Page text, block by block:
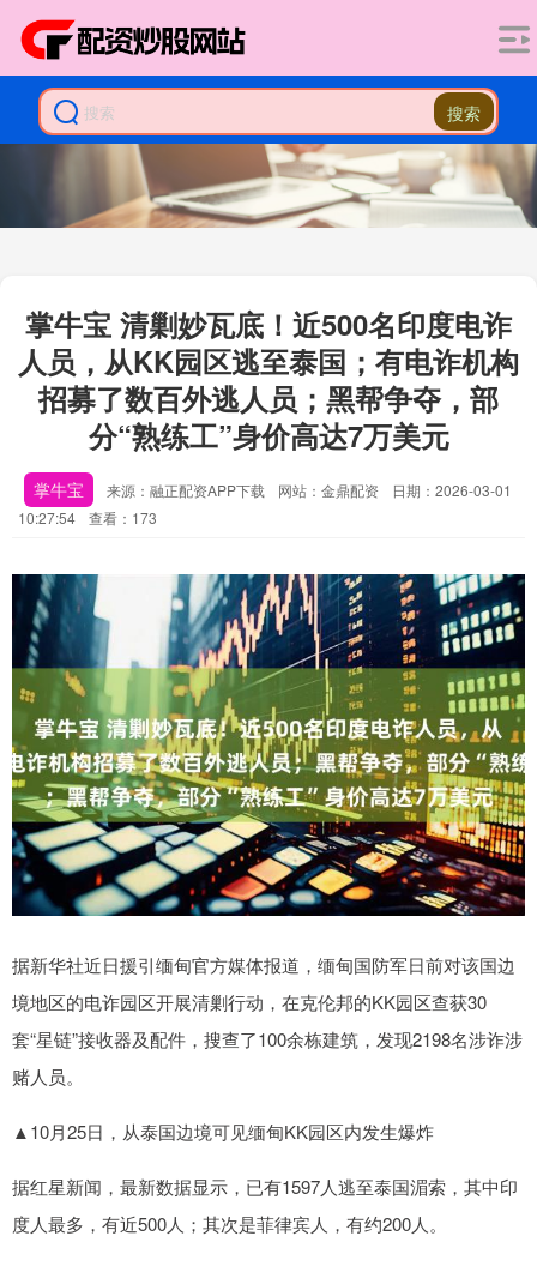
搜索
掌牛宝 清剿妙瓦底！近500名印度电诈
人员，从KK园区逃至泰国；有电诈机构
招募了数百外逃人员；黑帮争夺，部
分“熟练工”身价高达7万美元
掌牛宝 来源：融正配资APP下载 网站：金鼎配资
日期：2026-03-01
10:27:54
查看：173
据新华社近日援引缅甸官方媒体报道，缅甸国防军日前对该国边
境地区的电诈园区开展清剿行动，在克伦邦的KK园区查获30
套“星链”接收器及配件，搜查了100余栋建筑，发现2198名涉诈涉
赌人员。
▲10月25日，从泰国边境可见缅甸KK园区内发生爆炸
据红星新闻，最新数据显示，已有1597人逃至泰国湄索，其中印
度人最多，有近500人；其次是菲律宾人，有约200人。